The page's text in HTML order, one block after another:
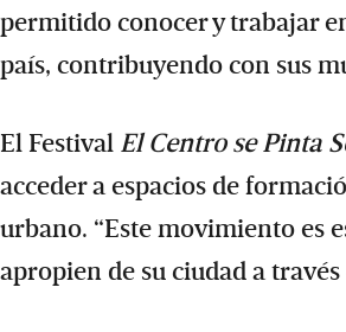
permitido conocer y trabajar
país, contribuyendo con sus
El Festival El Centro se Pinta
acceder a espacios de
urbano. “Este movimiento es
apropien de su ciudad a